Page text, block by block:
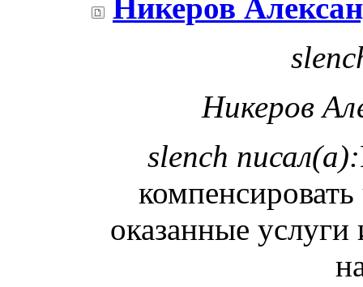
Никеров
Никеров
slench писал(а):
оказанные услуги